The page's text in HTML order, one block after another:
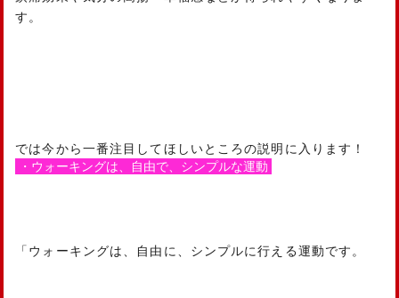
す。
では今から一番注目してほしいところの説明に入ります！
・ウォーキングは、自由で、シンプルな運動
「ウォーキングは、自由に、シンプルに行える運動です。